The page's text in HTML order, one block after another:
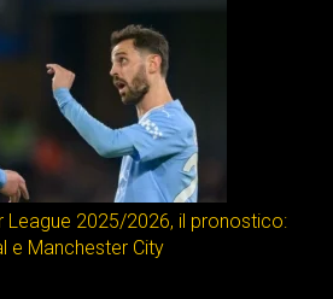
League 2025/2026, il pronostico:
e Manchester City